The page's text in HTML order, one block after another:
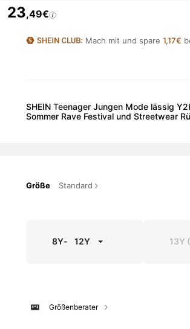
23,49€
Mach mit und spare 1,17€
SHEIN Teenager Jungen Mode lässig
Sommer Rave Festival und Streetwear
Größe Standard
8Y- 12Y 13Y
Größenberater